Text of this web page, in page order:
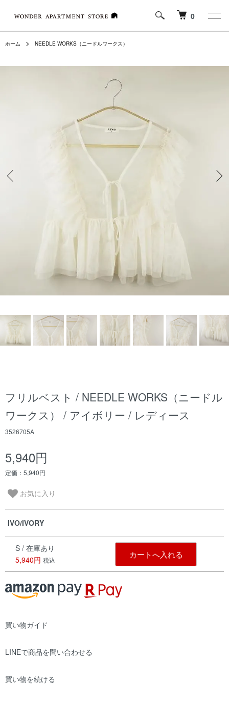
0
ホーム NEEDLE WORKS（ニードルワークス）
フリルベスト / NEEDLE WORKS（ニードル
ワークス） / アイボリー / レディース
3526705A
5,940円
定価：5,940円
お気に入り
IVO/IVORY
S / 在庫あり
5,940円 税込
カートへ入れる
買い物ガイド
LINEで商品を問い合わせる
買い物を続ける